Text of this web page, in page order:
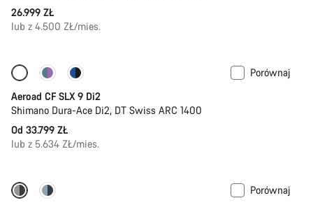
26.999 ZŁ
lub z 4.500 ZŁ/mies.
Skonfiguruj
Porównaj
Aeroad CF SLX 9 Di2
Shimano Dura-Ace Di2, DT Swiss ARC 1400
Od 33.799 ZŁ
lub z 5.634 ZŁ/mies.
-13%
Porównaj